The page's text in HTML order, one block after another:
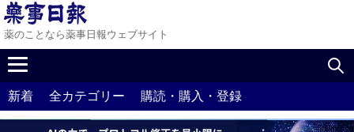
薬のことなら薬事日報ウェブサイト
新着 全カテゴリー 購読・購入・登録